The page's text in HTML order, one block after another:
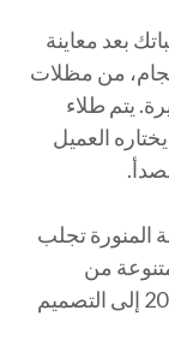
بعد معاينة
من مظلات
يتم طلاء
العميل
المنورة تجلب
من
مظلات الحدائق بدءاً من أحدث تصاميم 2024 إلى التصميم